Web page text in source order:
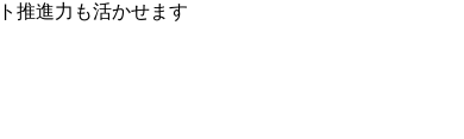
推進力も活かせます